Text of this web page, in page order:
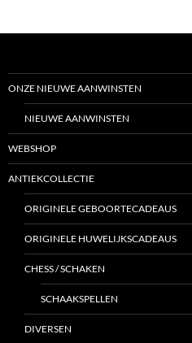
ONZE NIEUWE AANWINSTEN
NIEUWE AANWINSTEN
WEBSHOP
ANTIEKCOLLECTIE
ORIGINELE GEBOORTECADEAUS
ORIGINELE HUWELIJKSCADEAUS
CHESS / SCHAKEN
SCHAAKSPELLEN
DIVERSEN